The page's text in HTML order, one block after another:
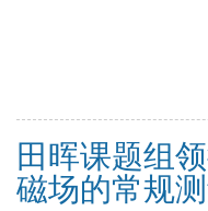
田晖课题组
磁场的常规